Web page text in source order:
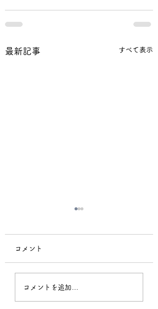
最新記事 すべて表示
MAC同士の移行方
法 -移行アシスタン
コメント
コメントを追加…